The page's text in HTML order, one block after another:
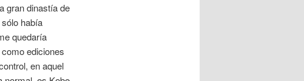
gran dinastía de
había
quedaría
ediciones
en aquel